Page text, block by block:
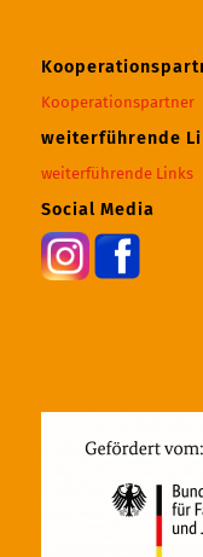
Kooperationspartner
weiterführende
weiterführende Links
Social Media